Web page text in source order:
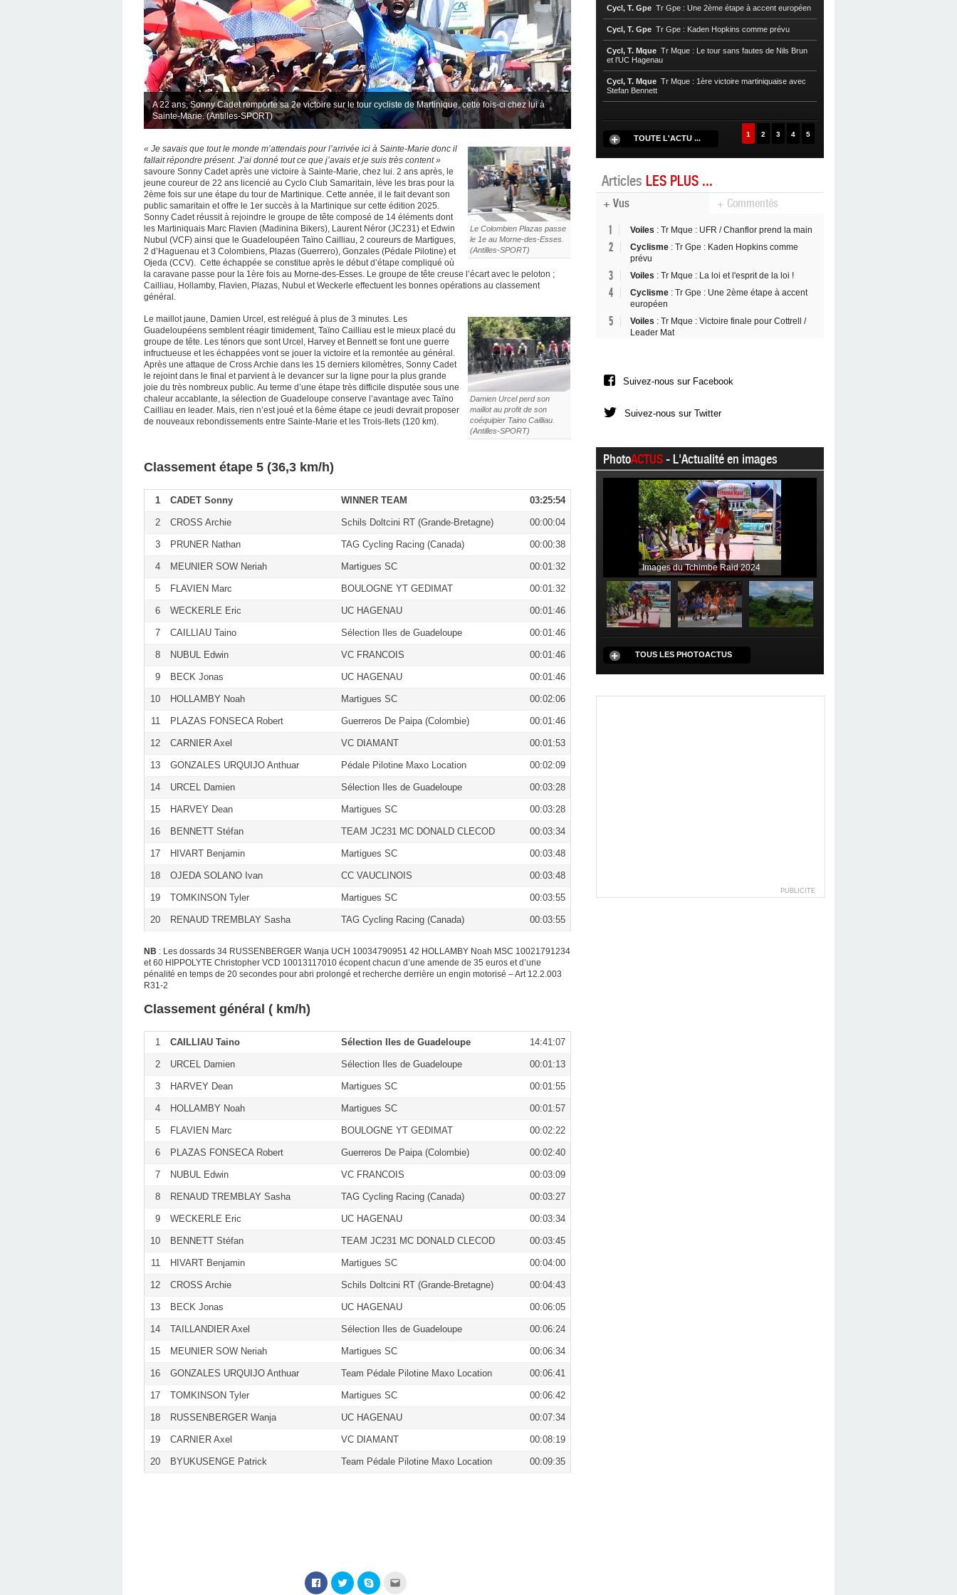
A 22 ans, Sonny Cadet remporte sa 2e victoire sur le tour cycliste de Martinique, cette fois-ci chez lui à
Sainte-Marie. (Antilles-SPORT)
Le Colombien Plazas passe
le 1e au Morne-des-Esses.
(Antilles-SPORT)
« Je savais que tout le monde m’attendais pour l’arrivée ici à Sainte-Marie donc il
fallait répondre présent. J’ai donné tout ce que j’avais et je suis très content »
savoure Sonny Cadet après une victoire à Sainte-Marie, chez lui. 2 ans après, le
jeune coureur de 22 ans licencié au Cyclo Club Samaritain, lève les bras pour la
2ème fois sur une étape du tour de Martinique. Cette année, il le fait devant son
public samaritain et offre le 1er succès à la Martinique sur cette édition 2025.
Sonny Cadet réussit à rejoindre le groupe de tête composé de 14 éléments dont
les Martiniquais Marc Flavien (Madinina Bikers), Laurent Néror (JC231) et Edwin
Nubul (VCF) ainsi que le Guadeloupéen Taïno Cailliau, 2 coureurs de Martigues,
2 d’Haguenau et 3 Colombiens, Plazas (Guerrero), Gonzales (Pédale Pilotine) et
Ojeda (CCV). Cette échappée se constitue après le début d’étape compliqué où
la caravane passe pour la 1ère fois au Morne-des-Esses. Le groupe de tête creuse l’écart avec le peloton ;
Cailliau, Hollamby, Flavien, Plazas, Nubul et Weckerle effectuent les bonnes opérations au classement
général.
Damien Urcel perd son
maillot au profit de son
coéquipier Taino Cailliau.
(Antilles-SPORT)
Le maillot jaune, Damien Urcel, est relégué à plus de 3 minutes. Les
Guadeloupéens semblent réagir timidement, Taïno Cailliau est le mieux placé du
groupe de tête. Les ténors que sont Urcel, Harvey et Bennett se font une guerre
infructueuse et les échappées vont se jouer la victoire et la remontée au général.
Après une attaque de Cross Archie dans les 15 derniers kilomètres, Sonny Cadet
le rejoint dans le final et parvient à le devancer sur la ligne pour la plus grande
joie du très nombreux public. Au terme d’une étape très difficile disputée sous une
chaleur accablante, la sélection de Guadeloupe conserve l’avantage avec Taïno
Cailliau en leader. Mais, rien n’est joué et la 6ème étape ce jeudi devrait proposer
de nouveaux rebondissements entre Sainte-Marie et les Trois-Ilets (120 km).
Classement étape 5 (36,3 km/h)
1 CADET Sonny WINNER TEAM 03:25:54
2 CROSS Archie Schils Doltcini RT (Grande-Bretagne) 00:00:04
3 PRUNER Nathan TAG Cycling Racing (Canada) 00:00:38
4 MEUNIER SOW Neriah Martigues SC 00:01:32
5 FLAVIEN Marc BOULOGNE YT GEDIMAT 00:01:32
6 WECKERLE Eric UC HAGENAU 00:01:46
7 CAILLIAU Taino Sélection Iles de Guadeloupe 00:01:46
8 NUBUL Edwin VC FRANCOIS 00:01:46
9 BECK Jonas UC HAGENAU 00:01:46
10 HOLLAMBY Noah Martigues SC 00:02:06
11 PLAZAS FONSECA Robert Guerreros De Paipa (Colombie) 00:01:46
12 CARNIER Axel VC DIAMANT 00:01:53
13 GONZALES URQUIJO Anthuar Pédale Pilotine Maxo Location 00:02:09
14 URCEL Damien Sélection Iles de Guadeloupe 00:03:28
15 HARVEY Dean Martigues SC 00:03:28
16 BENNETT Stéfan TEAM JC231 MC DONALD CLECOD 00:03:34
17 HIVART Benjamin Martigues SC 00:03:48
18 OJEDA SOLANO Ivan CC VAUCLINOIS 00:03:48
19 TOMKINSON Tyler Martigues SC 00:03:55
20 RENAUD TREMBLAY Sasha TAG Cycling Racing (Canada) 00:03:55
NB : Les dossards 34 RUSSENBERGER Wanja UCH 10034790951 42 HOLLAMBY Noah MSC 10021791234
et 60 HIPPOLYTE Christopher VCD 10013117010 écopent chacun d’une amende de 35 euros et d’une
pénalité en temps de 20 secondes pour abri prolongé et recherche derrière un engin motorisé – Art 12.2.003
R31-2
Classement général ( km/h)
1 CAILLIAU Taino Sélection Iles de Guadeloupe 14:41:07
2 URCEL Damien Sélection Iles de Guadeloupe 00:01:13
3 HARVEY Dean Martigues SC 00:01:55
4 HOLLAMBY Noah Martigues SC 00:01:57
5 FLAVIEN Marc BOULOGNE YT GEDIMAT 00:02:22
6 PLAZAS FONSECA Robert Guerreros De Paipa (Colombie) 00:02:40
7 NUBUL Edwin VC FRANCOIS 00:03:09
8 RENAUD TREMBLAY Sasha TAG Cycling Racing (Canada) 00:03:27
9 WECKERLE Eric UC HAGENAU 00:03:34
10 BENNETT Stéfan TEAM JC231 MC DONALD CLECOD 00:03:45
11 HIVART Benjamin Martigues SC 00:04:00
12 CROSS Archie Schils Doltcini RT (Grande-Bretagne) 00:04:43
13 BECK Jonas UC HAGENAU 00:06:05
14 TAILLANDIER Axel Sélection Iles de Guadeloupe 00:06:24
15 MEUNIER SOW Neriah Martigues SC 00:06:34
16 GONZALES URQUIJO Anthuar Team Pédale Pilotine Maxo Location 00:06:41
17 TOMKINSON Tyler Martigues SC 00:06:42
18 RUSSENBERGER Wanja UC HAGENAU 00:07:34
19 CARNIER Axel VC DIAMANT 00:08:19
20 BYUKUSENGE Patrick Team Pédale Pilotine Maxo Location 00:09:35
Cliquez
pour
Cliquez
pour
Cliquez
pour
Cycl, T. Gpe Tr Gpe : Une 2ème étape à accent européen
Cycl, T. Gpe Tr Gpe : Kaden Hopkins comme prévu
Cycl, T. Mque Tr Mque : Le tour sans fautes de Nils Brun
et l’UC Hagenau
Cycl, T. Mque Tr Mque : 1ère victoire martiniquaise avec
Stefan Bennett
TOUTE L'ACTU ... 1 2 3 4 5
Articles LES PLUS ...
+ Vus + Commentés
1 Voiles : Tr Mque : UFR / Chanflor prend la main
2 Cyclisme : Tr Gpe : Kaden Hopkins comme
prévu
3 Voiles : Tr Mque : La loi et l'esprit de la loi !
4 Cyclisme : Tr Gpe : Une 2ème étape à accent
européen
5 Voiles : Tr Mque : Victoire finale pour Cottrell /
Leader Mat
Suivez-nous sur Facebook
Suivez-nous sur Twitter
PhotoACTUS- L'Actualité en images
Images du Tchimbe Raid 2024
TOUS LES PHOTOACTUS
PUBLICITE